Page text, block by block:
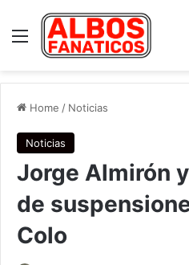
Menu
Home / Noticias
Noticias
Jorge Almirón
de
Colo